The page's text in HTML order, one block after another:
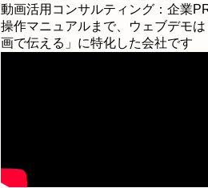
動画活用コンサルティング：企業
操作マニュアルまで、ウェブデモは
画で伝える」に特化した会社です